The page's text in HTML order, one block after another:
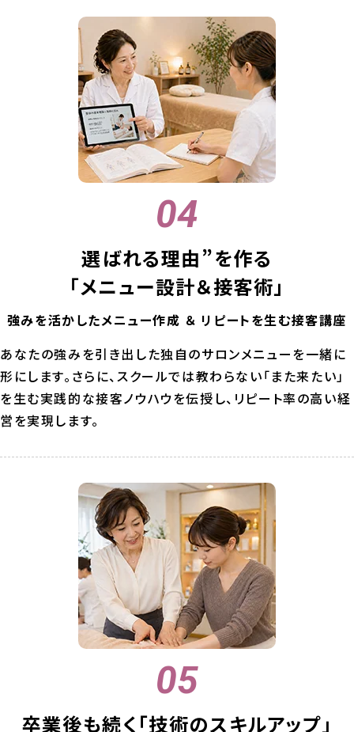
選ばれる理由”を作る
「メニュー設計＆接客術」
強みを活かしたメニュー作成 ＆ リピートを生む接客講座
あなたの強みを引き出した独自のサロンメニューを一緒に
形にします。さらに、スクールでは教わらない「また来たい」
を生む実践的な接客ノウハウを伝授し、リピート率の高い経
営を実現します。
卒業後も続く 「技術のスキルアップ」